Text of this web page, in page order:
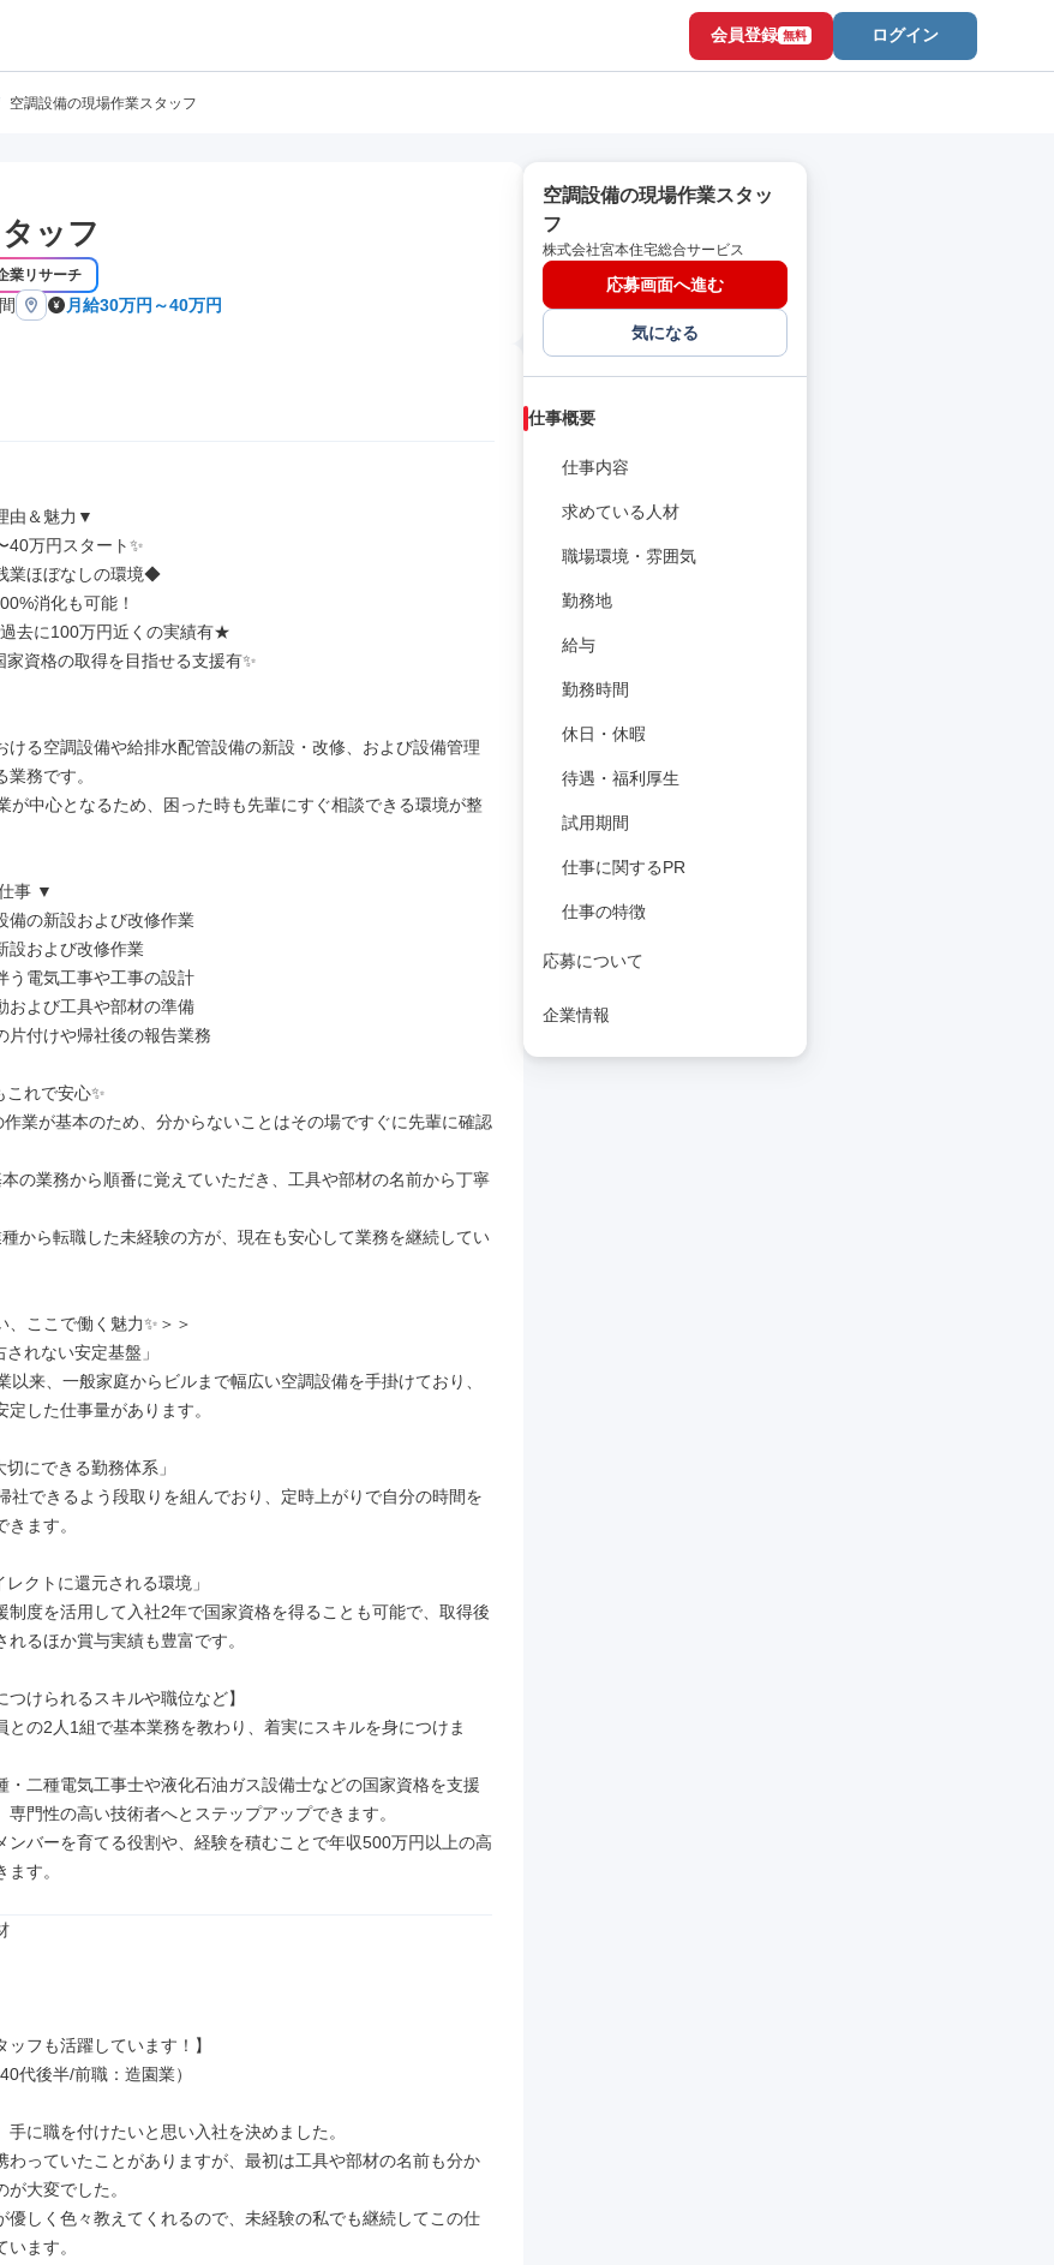
会員登録 無料 ログイン
空調設備の現場作業スタッフ
ッフ
業リサーチ
月給30万円～40万円
由＆魅力▼
40万円スタート✨
業ほぼなしの環境◆
消化も可能！
去に100万円近くの実績有★
家資格の取得を目指せる支援有✨
ける空調設備や給排水配管設備の新設・改修、および設備管理
務です。
が中心となるため、困った時も先輩にすぐ相談できる環境が整
事 ▼
備の新設および改修作業
設および改修作業
う電気工事や工事の設計
および工具や部材の準備
片付けや帰社後の報告業務
これで安心✨
業が基本のため、分からないことはその場ですぐに先輩に確認
の業務から順番に覚えていただき、工具や部材の名前から丁寧
から転職した未経験の方が、現在も安心して業務を継続してい
、ここで働く魅力✨＞＞
れない安定基盤」
以来、一般家庭からビルまで幅広い空調設備を手掛けており、
定した仕事量があります。
にできる勤務体系」
社できるよう段取りを組んでおり、定時上がりで自分の時間を
きます。
クトに還元される環境」
度を活用して入社2年で国家資格を得ることも可能で、取得後
れるほか賞与実績も豊富です。
つけられるスキルや職位など】
との2人1組で基本業務を教わり、着実にスキルを身につけま
・二種電気工事士や液化石油ガス設備士などの国家資格を支援
専門性の高い技術者へとステップアップできます。
ンバーを育てる役割や、経験を積むことで年収500万円以上の高
す。
ッフも活躍しています！】
代後半/前職：造園業）
手に職を付けたいと思い入社を決めました。
わっていたことがありますが、最初は工具や部材の名前も分か
が大変でした。
優しく色々教えてくれるので、未経験の私でも継続してこの仕
ます。
空調設備の現場作業スタッ
フ
株式会社宮本住宅総合サービス
応募画面へ進む
気になる
仕事概要
仕事内容
求めている人材
職場環境・雰囲気
勤務地
給与
勤務時間
休日・休暇
待遇・福利厚生
試用期間
仕事に関するPR
仕事の特徴
応募について
企業情報